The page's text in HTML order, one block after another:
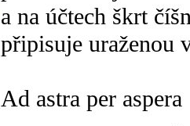
a na účtech škrt
připisuje uraženou
Ad astra per aspera